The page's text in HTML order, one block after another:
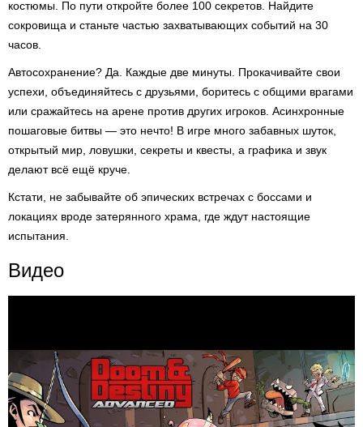
костюмы. По пути откройте более 100 секретов. Найдите
сокровища и станьте частью захватывающих событий на 30
часов.
Автосохранение? Да. Каждые две минуты. Прокачивайте свои
успехи, объединяйтесь с друзьями, боритесь с общими врагами
или сражайтесь на арене против других игроков. Асинхронные
пошаговые битвы — это нечто! В игре много забавных шуток,
открытый мир, ловушки, секреты и квесты, а графика и звук
делают всё ещё круче.
Кстати, не забывайте об эпических встречах с боссами и
локациях вроде затерянного храма, где ждут настоящие
испытания.
Видео